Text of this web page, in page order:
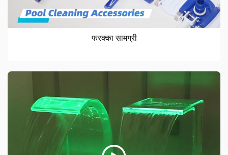
फरक्का सामग्री